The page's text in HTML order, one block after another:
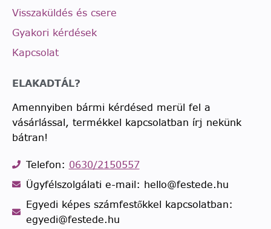
Visszaküldés és csere
Gyakori kérdések
Kapcsolat
ELAKADTÁL?
Amennyiben bármi kérdésed merül fel a
vásárlással, termékkel kapcsolatban írj nekünk
bátran!
Telefon: 0630/2150557
Ügyfélszolgálati e-mail: hello@festede.hu
Egyedi képes számfestőkkel kapcsolatban:
egyedi@festede.hu